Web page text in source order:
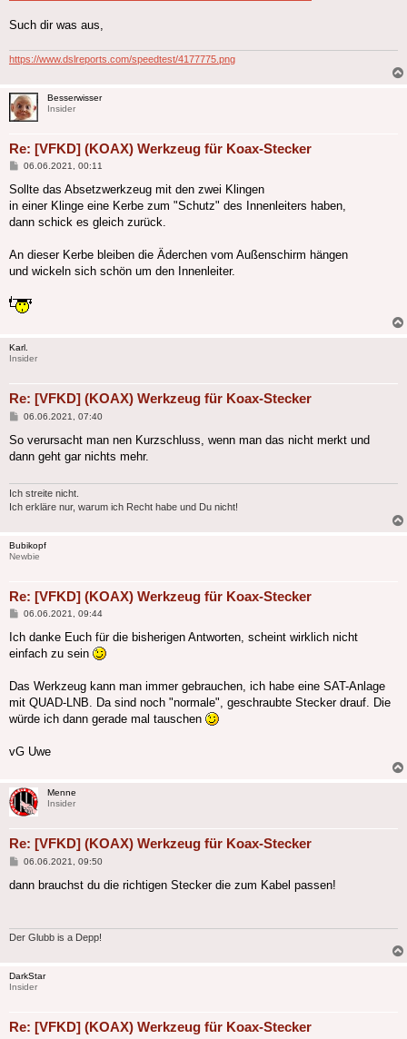
Such dir was aus,
https://www.dslreports.com/speedtest/4177775.png
Besserwisser
Insider
Re: [VFKD] (KOAX) Werkzeug für Koax-Stecker
Beitrag
06.06.2021, 00:11
Sollte das Absetzwerkzeug mit den zwei Klingen
in einer Klinge eine Kerbe zum "Schutz" des Innenleiters haben,
dann schick es gleich zurück.
An dieser Kerbe bleiben die Äderchen vom Außenschirm hängen
und wickeln sich schön um den Innenleiter.
Karl.
Insider
Re: [VFKD] (KOAX) Werkzeug für Koax-Stecker
Beitrag
06.06.2021, 07:40
So verursacht man nen Kurzschluss, wenn man das nicht merkt und
dann geht gar nichts mehr.
Ich streite nicht.
Ich erkläre nur, warum ich Recht habe und Du nicht!
Bubikopf
Newbie
Re: [VFKD] (KOAX) Werkzeug für Koax-Stecker
Beitrag
06.06.2021, 09:44
Ich danke Euch für die bisherigen Antworten, scheint wirklich nicht
einfach zu sein
Das Werkzeug kann man immer gebrauchen, ich habe eine SAT-Anlage
mit QUAD-LNB. Da sind noch "normale", geschraubte Stecker drauf. Die
würde ich dann gerade mal tauschen
vG Uwe
Menne
Insider
Re: [VFKD] (KOAX) Werkzeug für Koax-Stecker
Beitrag
06.06.2021, 09:50
dann brauchst du die richtigen Stecker die zum Kabel passen!
Der Glubb is a Depp!
DarkStar
Insider
Re: [VFKD] (KOAX) Werkzeug für Koax-Stecker